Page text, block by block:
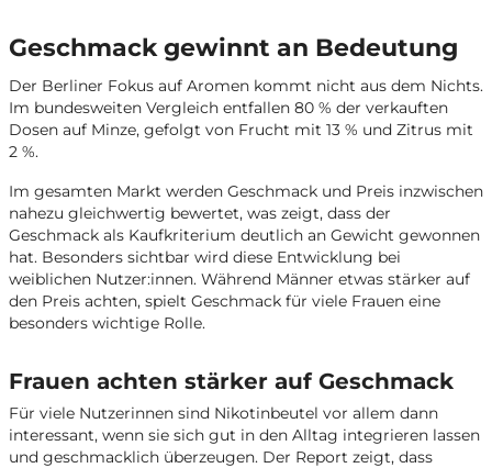
Geschmack gewinnt an Bedeutung
Der Berliner Fokus auf Aromen kommt nicht aus dem Nichts.
Im bundesweiten Vergleich entfallen 80 % der verkauften
Dosen auf Minze, gefolgt von Frucht mit 13 % und Zitrus mit
2 %.
Im gesamten Markt werden Geschmack und Preis inzwischen
nahezu gleichwertig bewertet, was zeigt, dass der
Geschmack als Kaufkriterium deutlich an Gewicht gewonnen
hat. Besonders sichtbar wird diese Entwicklung bei
weiblichen Nutzer:innen. Während Männer etwas stärker auf
den Preis achten, spielt Geschmack für viele Frauen eine
besonders wichtige Rolle.
Frauen achten stärker auf Geschmack
Für viele Nutzerinnen sind Nikotinbeutel vor allem dann
interessant, wenn sie sich gut in den Alltag integrieren lassen
und geschmacklich überzeugen. Der Report zeigt, dass